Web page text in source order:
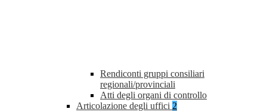
Rendiconti gruppi consiliari
regionali/provinciali
Atti degli organi di controllo
Articolazione degli uffici 2